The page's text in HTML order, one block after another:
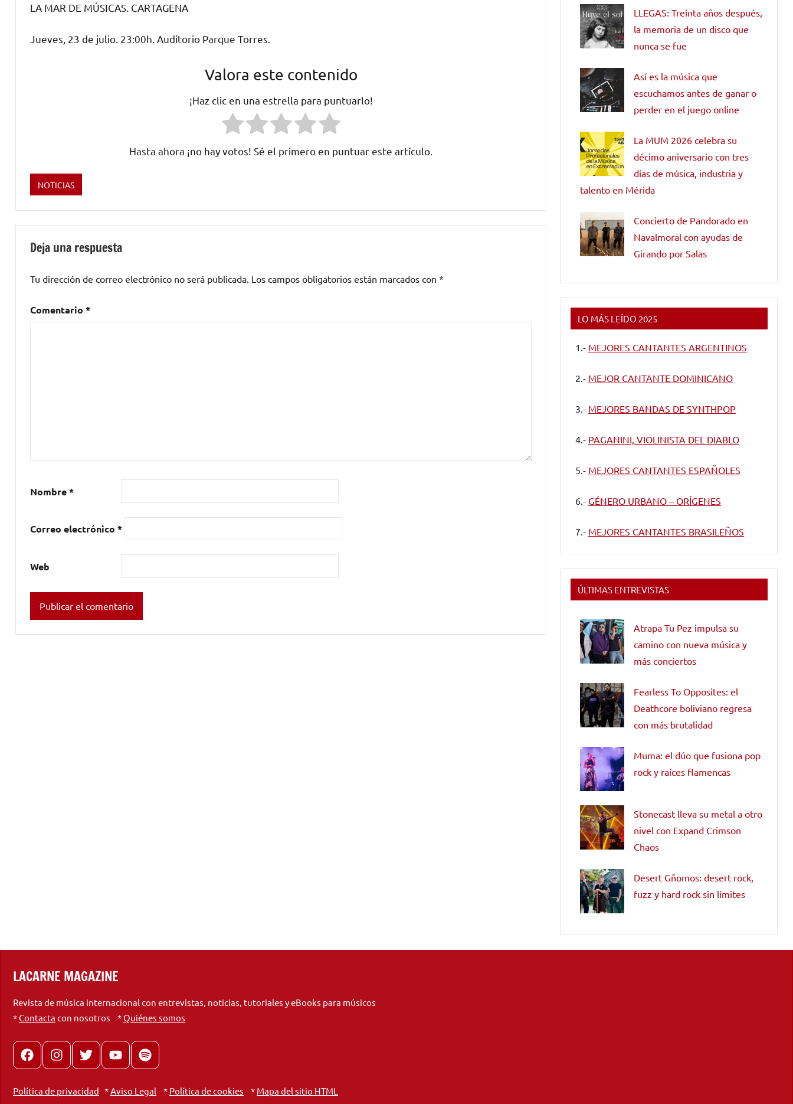
LA MAR DE MÚSICAS. CARTAGENA
Jueves, 23 de julio. 23:00h. Auditorio Parque Torres.
Valora este contenido
¡Haz clic en una estrella para puntuarlo!
Hasta ahora ¡no hay votos! Sé el primero en puntuar este artículo.
Etiquetado
Mena ,
Filles
Otra
NOTICIAS
Deja una respuesta
Tu dirección de correo electrónico no será publicada. Los campos obligatorios están marcados con *
Comentario *
Nombre*
Correo electrónico *
Web
LLEGAS: Treinta años después,
la memoria de un disco que
nunca se fue
Así es la música que
escuchamos antes de ganar o
perder en el juego online
La MUM 2026 celebra su
décimo aniversario con tres
días de música, industria y
talento en Mérida
Concierto de Pandorado en
Navalmoral con ayudas de
Girando por Salas
LO MÁS LEÍDO 2025
1.- MEJORES CANTANTES ARGENTINOS
2.- MEJOR CANTANTE DOMINICANO
3.- MEJORES BANDAS DE SYNTHPOP
4.- PAGANINI, VIOLINISTA DEL DIABLO
5.- MEJORES CANTANTES ESPAÑOLES
6.- GÉNERO URBANO – ORÍGENES
7.- MEJORES CANTANTES BRASILEÑOS
ÚLTIMAS ENTREVISTAS
Atrapa Tu Pez impulsa su
camino con nueva música y
más conciertos
Fearless To Opposites: el
Deathcore boliviano regresa
con más brutalidad
Muma: el dúo que fusiona pop
rock y raíces flamencas
Stonecast lleva su metal a otro
nivel con Expand Crimson
Chaos
Desert Gñomos: desert rock,
fuzz y hard rock sin límites
LACARNE MAGAZINE
Revista de música internacional con entrevistas, noticias, tutoriales y eBooks para músicos
*Contacta con nosotros *Quiénes somos
FacebookInstagram
X youtubespotify
Política de privacidad *Aviso Legal * Política de cookies * Mapa del sitio HTML